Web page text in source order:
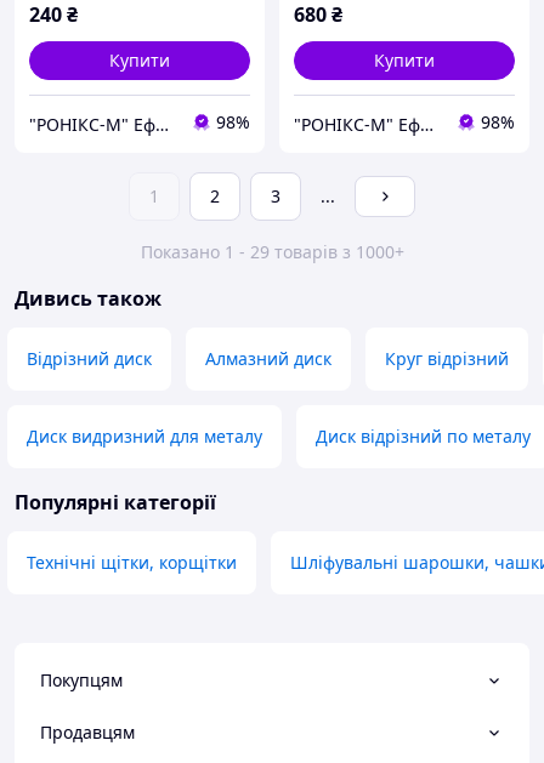
240₴
Купити
"РОНІКС-М" Ефективні рішення в обробці поверхні 98%
680₴
Купити
"РОНІКС-М" Ефективні рішення в обробці поверхні 98%
1 2 3 ...
Показано 1 - 29 товарів з 1000+
Дивись також
Відрізний диск Алмазний диск Круг відрізний
Диск видризний для металу Диск відрізний по металу
Популярні категорії
Технічні щітки, корщітки Шліфувальні шарошки,
Покупцям
Продавцям